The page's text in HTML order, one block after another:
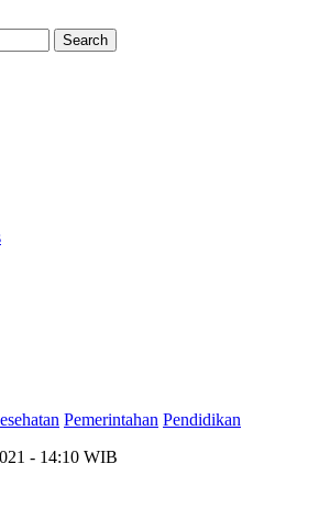
Pemerintahan Pendidikan
- 14:10 WIB